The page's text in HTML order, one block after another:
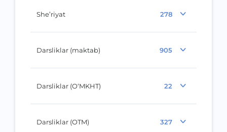
She’riyat 278
Darsliklar (maktab) 905
Darsliklar (O‘MKHT) 22
Darsliklar (OTM) 327